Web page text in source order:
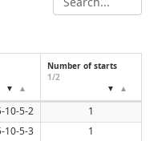
Number of starts
1/2
10-5-2 1
10-5-3 1